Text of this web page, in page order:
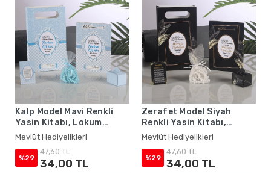
Kalp Model Mavi Renkli
Yasin Kitabı, Lokum
Kutusu, Magnet, Karton
Çanta ve Tesbih - Mevlüt
Hediyelikleri
Mevlüt Hediyelikleri
%29
47,60 TL
34,00 TL
Zerafet Model Siyah
Renkli Yasin Kitabı,
Lokum Kutusu, Magnet,
Karton Çanta ve Tesbih -
Mevlüt Hediyelikleri
Mevlüt Hediyelikleri
%29
47,60 TL
34,00 TL